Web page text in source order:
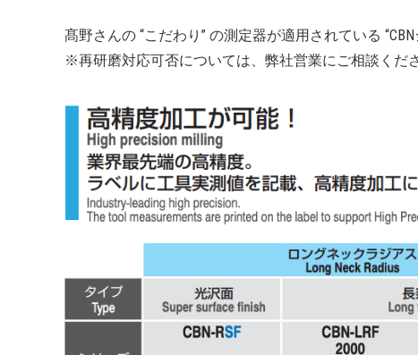
髙野さんの “こだわり” の測定器が適用されている
※再研磨対応可否については、弊社営業にご相談くださ